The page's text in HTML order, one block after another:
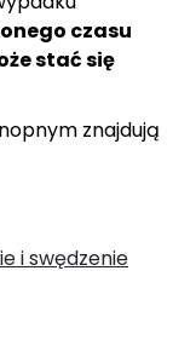
czasu
stać się
znajdują
i swędzenie